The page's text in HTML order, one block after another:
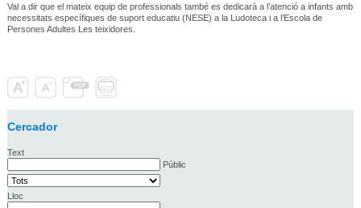
Val a dir que el mateix equip de professionals també es dedicarà a l’atenció a infants amb
necessitats específiques de suport educatiu (NESE) a la Ludoteca i a l’Escola de
Persones Adultes Les teixidores.
Cercador
Text
Públic
Lloc